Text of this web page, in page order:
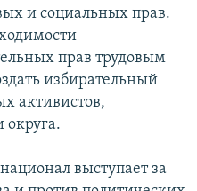
и социальных прав.
прав трудовым
избирательный
активистов,
выступает за